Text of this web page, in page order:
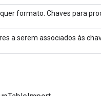
formato. Chaves para
a serem associados às